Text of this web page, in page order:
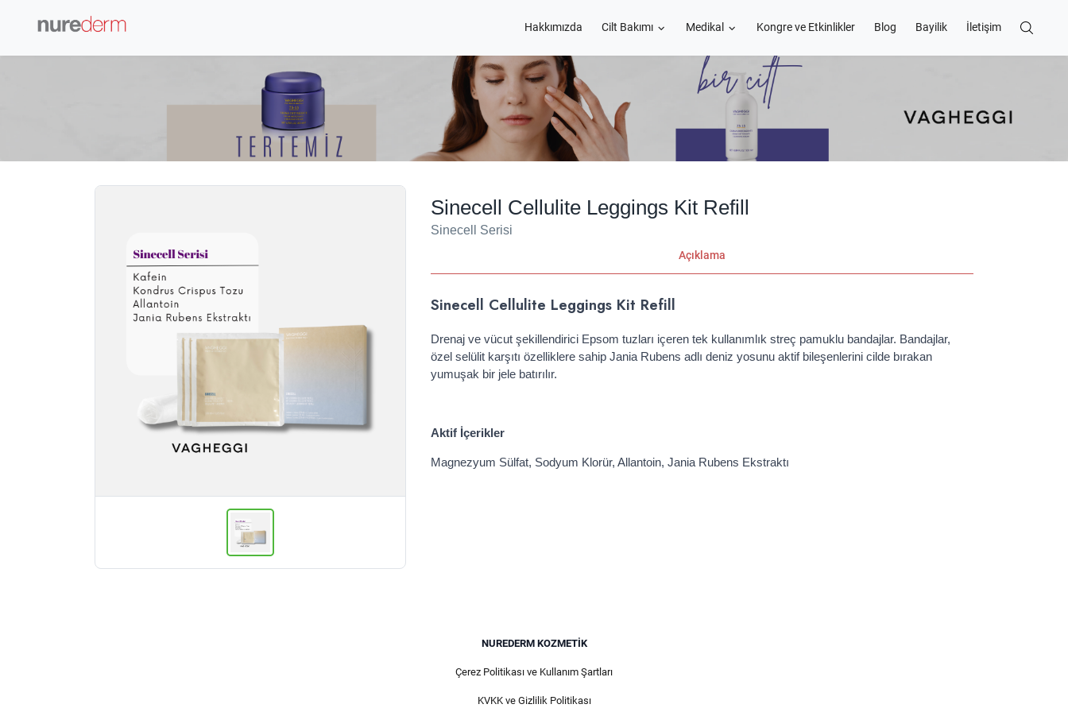
Hakkımızda Cilt Bakımı Medikal Kongre ve Etkinlikler Blog Bayilik İletişim
Sinecell Cellulite Leggings Kit Refill
Sinecell Serisi
Açıklama
Sinecell Cellulite Leggings Kit Refill
Drenaj ve vücut şekillendirici Epsom tuzları içeren tek kullanımlık streç pamuklu bandajlar. Bandajlar,
özel selülit karşıtı özelliklere sahip Jania Rubens adlı deniz yosunu aktif bileşenlerini cilde bırakan
yumuşak bir jele batırılır.
Aktif İçerikler
Magnezyum Sülfat, Sodyum Klorür, Allantoin, Jania Rubens Ekstraktı
NUREDERM KOZMETIK
Çerez Politikası ve Kullanım Şartları
KVKK ve Gizlilik Politikası